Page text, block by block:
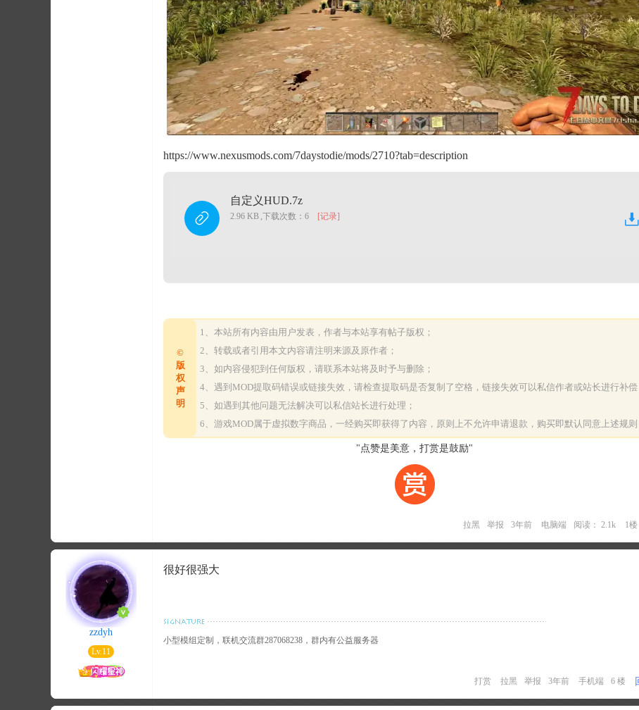
https://www.nexusmods.com/7daystodie/mods/2710?tab=description
自定义HUD.7z
2.96 KB ,下载次数：6 [记录]
©
版
权
声
明
1、本站所有内容由用户发表，作者与本站享有帖子版权；
2、转载或者引用本文内容请注明来源及原作者；
3、如内容侵犯到任何版权，请联系本站将及时予与删除；
4、遇到MOD提取码错误或链接失效，请检查提取码是否复制了空格，链接失效可以私信作者或站长进行补偿
5、如遇到其他问题无法解决可以私信站长进行处理；
6、游戏MOD属于虚拟数字商品，一经购买即获得了内容，原则上不允许申请退款，购买即默认同意上述规则
"点赞是美意，打赏是鼓励"
拉黑 举报 3年前 电脑端 阅读： 2.1k 1楼
zzdyh
Lv.11
很好很强大
小型模组定制，联机交流群287068238，群内有公益服务器
打赏 拉黑 举报 3年前 手机端 6 楼